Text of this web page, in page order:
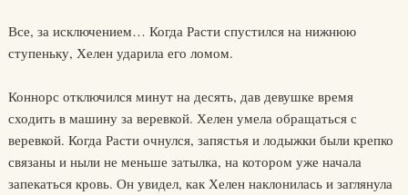
Все, за исключением… Когда Расти спустился на нижнюю
ступеньку, Хелен ударила его ломом.
Коннорс отключился минут на десять, дав девушке время
сходить в машину за веревкой. Хелен умела обращаться с
веревкой. Когда Расти очнулся, запястья и лодыжки были крепко
связаны и ныли не меньше затылка, на котором уже начала
запекаться кровь. Он увидел, как Хелен наклонилась и заглянула